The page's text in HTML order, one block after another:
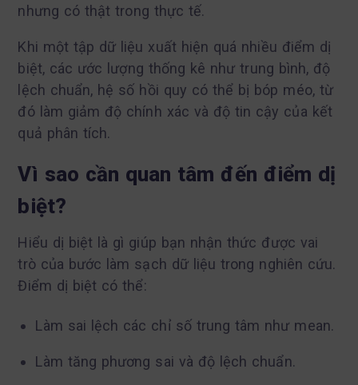
nhưng có thật trong thực tế.
Khi một tập dữ liệu xuất hiện quá nhiều điểm dị
biệt, các ước lượng thống kê như trung bình, độ
lệch chuẩn, hệ số hồi quy có thể bị bóp méo, từ
đó làm giảm độ chính xác và độ tin cậy của kết
quả phân tích.
Vì sao cần quan tâm đến điểm dị
biệt?
Hiểu dị biệt là gì giúp bạn nhận thức được vai
trò của bước làm sạch dữ liệu trong nghiên cứu.
Điểm dị biệt có thể:
Làm sai lệch các chỉ số trung tâm như mean.
Làm tăng phương sai và độ lệch chuẩn.